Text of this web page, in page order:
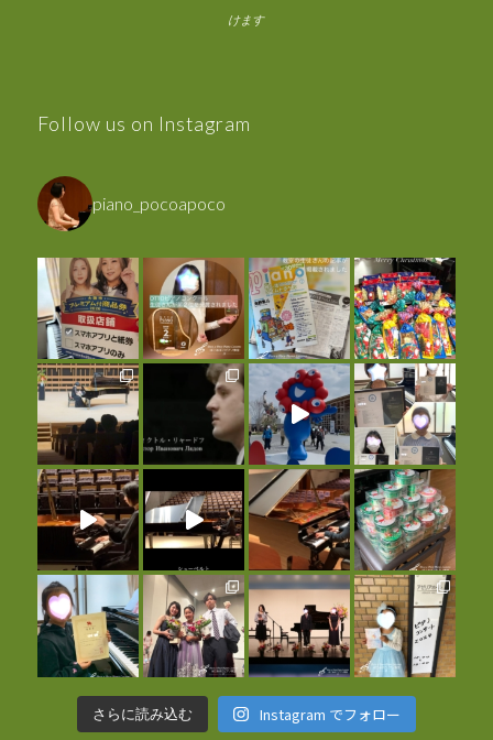
けます
Follow us on Instagram
piano_pocoapoco
さらに読み込む Instagram でフォロー